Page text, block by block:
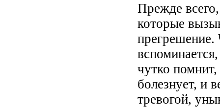
Прежде
которые
прегрешение.
чутко
болезнует, и
тревогой,